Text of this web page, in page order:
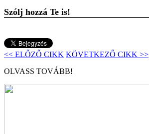
Szólj hozzá Te is!
<< ELŐZŐ CIKK KÖVETKEZŐ CIKK >>
OLVASS TOVÁBB!